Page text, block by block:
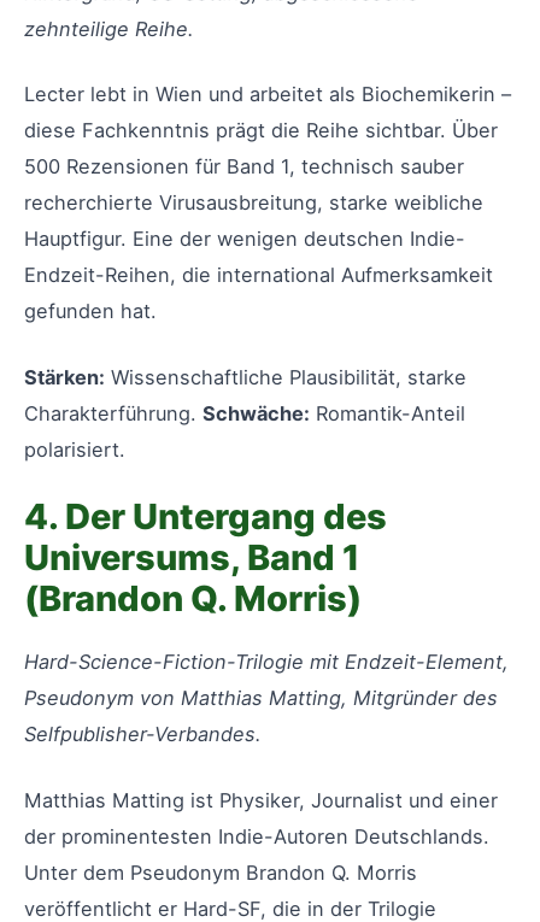
zehnteilige Reihe.
Lecter lebt in Wien und arbeitet als Biochemikerin –
diese Fachkenntnis prägt die Reihe sichtbar. Über
500 Rezensionen für Band 1, technisch sauber
recherchierte Virusausbreitung, starke weibliche
Hauptfigur. Eine der wenigen deutschen Indie-
Endzeit-Reihen, die international Aufmerksamkeit
gefunden hat.
Stärken: Wissenschaftliche Plausibilität, starke
Charakterführung. Schwäche: Romantik-Anteil
polarisiert.
4. Der Untergang des
Universums, Band 1
(Brandon Q. Morris)
Hard-Science-Fiction-Trilogie mit Endzeit-Element,
Pseudonym von Matthias Matting, Mitgründer des
Selfpublisher-Verbandes.
Matthias Matting ist Physiker, Journalist und einer
der prominentesten Indie-Autoren Deutschlands.
Unter dem Pseudonym Brandon Q. Morris
veröffentlicht er Hard-SF, die in der Trilogie